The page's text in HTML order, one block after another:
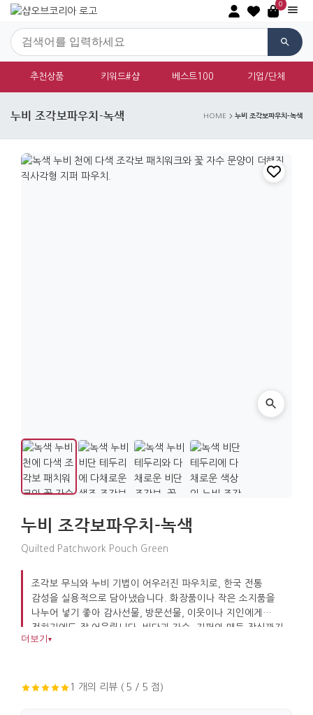
0
추천상품 키워드#샵 베스트100 기업/단체
누비 조각보파우치-녹색 HOME 누비 조각보파우치-녹색
누비 조각보파우치-녹색
Quilted Patchwork Pouch Green
조각보 무늬와 누비 기법이 어우러진 파우치로, 한국 전통
감성을 실용적으로 담아냈습니다. 화장품이나 작은 소지품을
나누어 넣기 좋아 감사선물, 방문선물, 이웃이나 지인에게
전하기에도 잘 어울립니다. 비단과 자수, 지퍼와 매듭 장식까지
더해 디테일이 살아 있습니다.
더보기 ▾
1 개의 리뷰 ( 5 / 5 점)